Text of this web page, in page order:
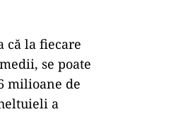
că la fiecare
se poate
milioane de
a